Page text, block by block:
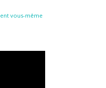
vous-même